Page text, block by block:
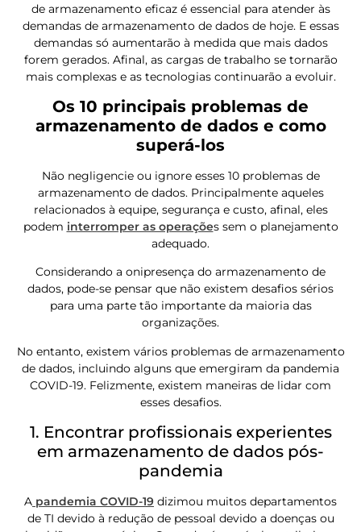
de armazenamento eficaz é essencial para atender às
demandas de armazenamento de dados de hoje. E essas
demandas só aumentarão à medida que mais dados
forem gerados. Afinal, as cargas de trabalho se tornarão
mais complexas e as tecnologias continuarão a evoluir.
Os 10 principais problemas de
armazenamento de dados e como
superá-los
Não negligencie ou ignore esses 10 problemas de
armazenamento de dados. Principalmente aqueles
relacionados à equipe, segurança e custo, afinal, eles
podem interromper as operações sem o planejamento
adequado.
Considerando a onipresença do armazenamento de
dados, pode-se pensar que não existem desafios sérios
para uma parte tão importante da maioria das
organizações.
No entanto, existem vários problemas de armazenamento
de dados, incluindo alguns que emergiram da pandemia
COVID-19. Felizmente, existem maneiras de lidar com
esses desafios.
1. Encontrar profissionais experientes
em armazenamento de dados pós-
pandemia
A pandemia COVID-19 dizimou muitos departamentos
de TI devido à redução de pessoal devido a doenças ou